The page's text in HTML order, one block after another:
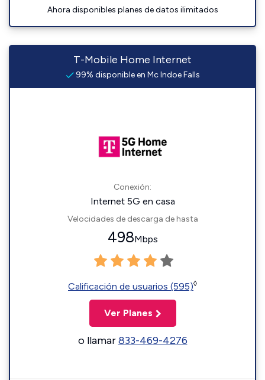
Ahora disponibles planes de datos ilimitados
T-Mobile Home Internet
99% disponible en Mc Indoe Falls
Conexión:
Internet 5G en casa
Velocidades de descarga de hasta
498Mbps
Calificación de usuarios (595)◊
Ver Planes
o llamar833-469-4276